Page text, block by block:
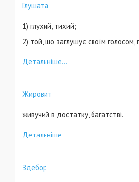
Глушата
1) глухий, тихий;
2) той, що заглушує своїм голосом,
Детальніше...
Жировит
живучий в достатку, багатстві.
Детальніше...
Здебор